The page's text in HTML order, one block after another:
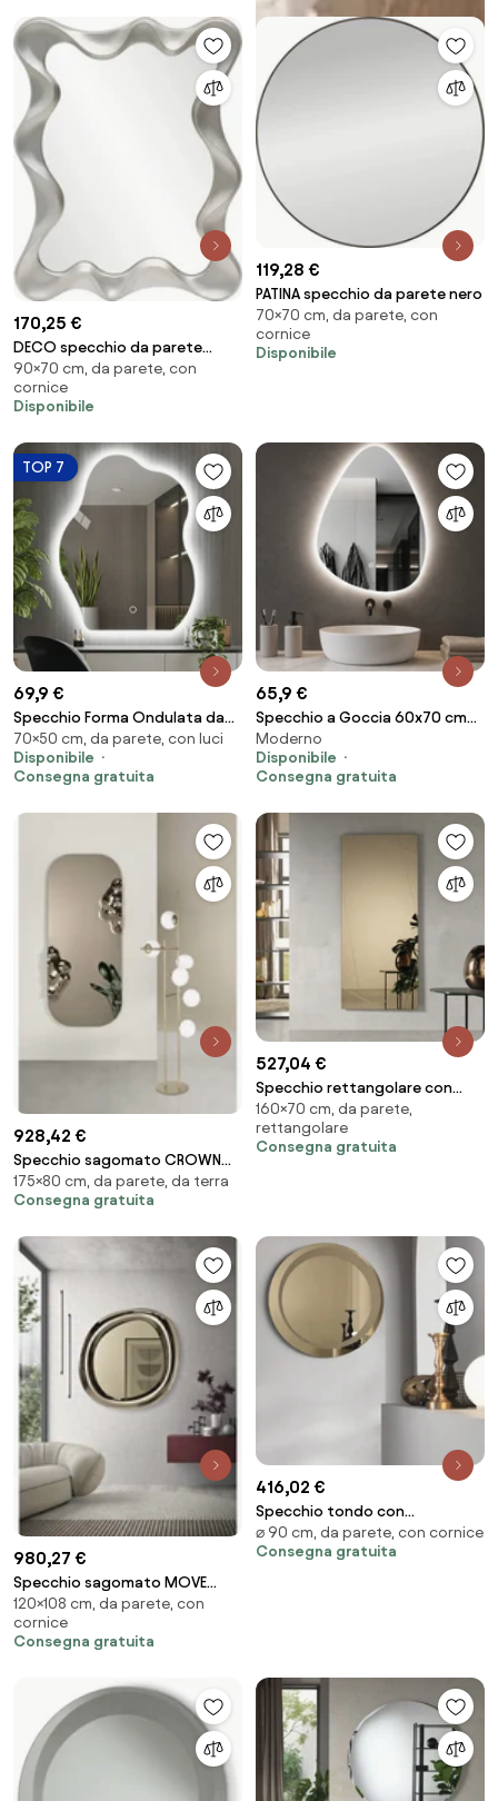
170,25 €
DECO specchio da parete
argento anticato
90×70 cm, da parete, con
cornice
Disponibile
119,28 €
PATINA specchio da parete nero
70×70 cm, da parete, con
cornice
Disponibile
TOP 7
69,9 €
Specchio Forma Ondulata da
Parete 50x70cm con LED 3
Colori Accensione Touch...
70×50 cm, da parete, con luci
Disponibile
Consegna gratuita
65,9 €
Specchio a Goccia 60x70 cm
LED a 3 Colori Dimmerabile
Accensione Touch...
Moderno
Disponibile
Consegna gratuita
928,42 €
Specchio sagomato CROWN
Bronzo con inserto in vetro
mosso
175×80 cm, da parete, da terra
Consegna gratuita
527,04 €
Specchio rettangolare con
incisioni a laser EGO spessore
4mm Bronzo
160×70 cm, da parete,
rettangolare
Consegna gratuita
980,27 €
Specchio sagomato MOVE
108x120 cm con cornice curva
Bronzo
120×108 cm, da parete, con
cornice
Consegna gratuita
416,02 €
Specchio tondo con
decorazione sabbiata D90 cm
LEVI Bronzo
⌀ 90 cm, da parete, con cornice
Consegna gratuita